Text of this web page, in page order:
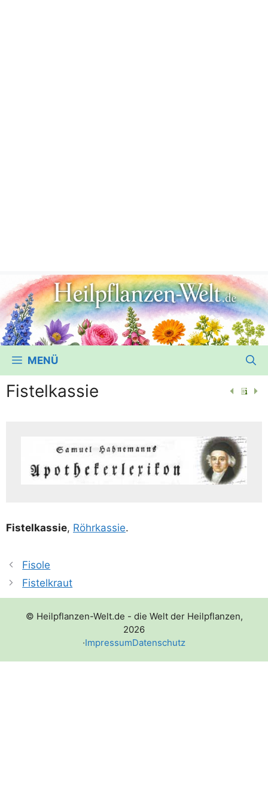
MENÜ
Fistelkassie
Fis­tel­kas­sie, Röhr­k­as­sie.
Fisole
Fistelkraut
© Heilpflanzen-Welt.de - die Welt der Heilpflanzen,
2026
·ImpressumDatenschutz